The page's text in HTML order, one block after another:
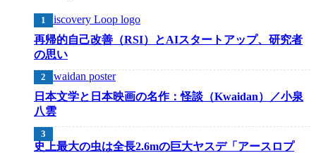
再帰的自己改善（RSI）とAIスタートアップ、研究者
の思い
日本文学と日本映画の名作：怪談（Kwaidan）／小泉
八雲
史上最大の虫は全長2.6mの巨大ヤスデ「アースロプ